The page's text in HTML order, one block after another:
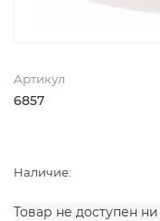
Артикул
6857
Наличие:
Товар не доступен